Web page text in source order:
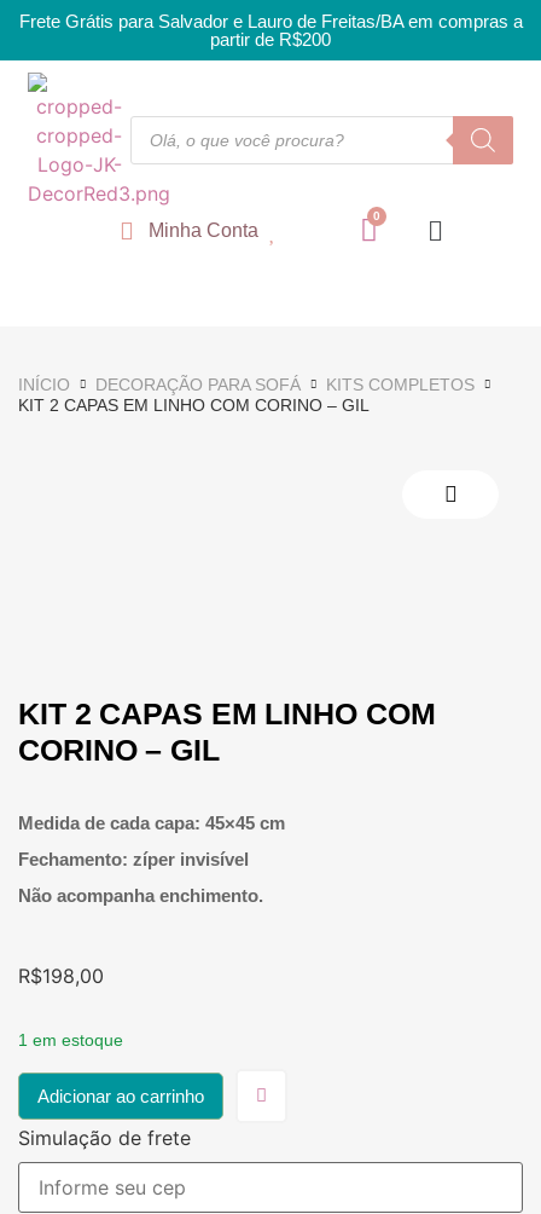
Frete Grátis para Salvador e Lauro de Freitas/BA em compras a
partir de R$200
Minha Conta
INÍCIO DECORAÇÃO PARA SOFÁ
KITS COMPLETOS
KIT 2 CAPAS EM LINHO COM CORINO – GIL
KIT 2 CAPAS EM LINHO COM
CORINO – GIL
Medida de cada capa: 45×45 cm
Fechamento: zíper invisível
Não acompanha enchimento.
R$198,00
1 em estoque
Adicionar ao carrinho
Simulação de frete